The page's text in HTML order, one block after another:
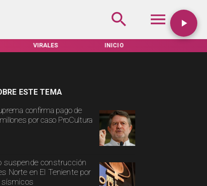
VIRALES INICIO
confirma pago de
por caso ProCultura
suspende construcción
Norte en El Teniente por
sísmicos
ESTE TEMA